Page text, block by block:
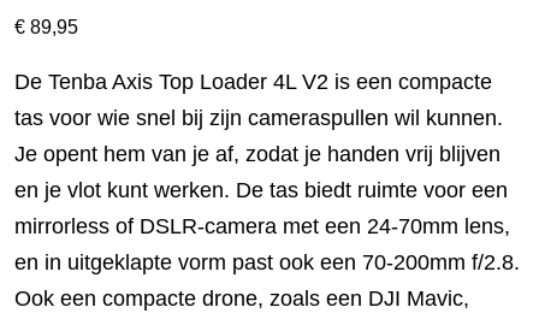
€ 89,95
De Tenba Axis Top Loader 4L V2 is een compacte
tas voor wie snel bij zijn cameraspullen wil kunnen.
Je opent hem van je af, zodat je handen vrij blijven
en je vlot kunt werken. De tas biedt ruimte voor een
mirrorless of DSLR-camera met een 24-70mm lens,
en in uitgeklapte vorm past ook een 70-200mm f/2.8.
Ook een compacte drone, zoals een DJI Mavic,